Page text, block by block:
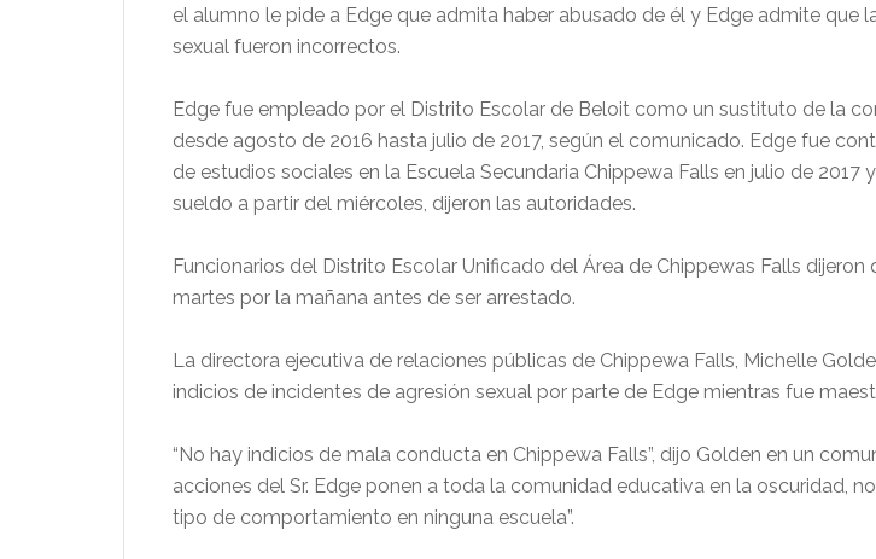
el alumno le pide a Edge que admita haber abusado de él y Edge admite que
sexual fueron incorrectos.
Edge fue empleado por el Distrito Escolar de Beloit como un sustituto de la
desde agosto de 2016 hasta julio de 2017, según el comunicado. Edge fue
de estudios sociales en la Escuela Secundaria Chippewa Falls en julio de 2017
sueldo a partir del miércoles, dijeron las autoridades.
Funcionarios del Distrito Escolar Unificado del Área de Chippewas Falls dijeron
martes por la mañana antes de ser arrestado.
La directora ejecutiva de relaciones públicas de Chippewa Falls, Michelle
indicios de incidentes de agresión sexual por parte de Edge mientras fue
“No hay indicios de mala conducta en Chippewa Falls”, dijo Golden en un
acciones del Sr. Edge ponen a toda la comunidad educativa en la oscuridad,
tipo de comportamiento en ninguna escuela”.